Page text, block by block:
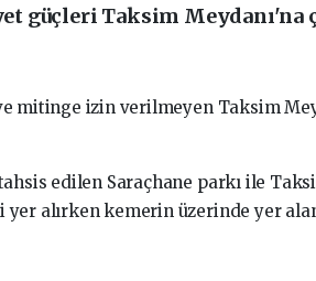
güçleri Taksim Meydanı'na
mitinge izin verilmeyen Taksim
edilen Saraçhane parkı ile
alırken kemerin üzerinde yer